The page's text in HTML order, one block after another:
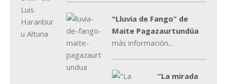
"Lluvia de Fango” de
Maite Pagazaurtundúa
más información...
“La mirada